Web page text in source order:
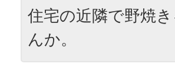
住宅の近隣で野焼
んか。